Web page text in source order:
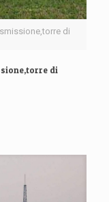
di
di